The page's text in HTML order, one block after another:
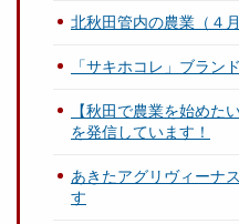
北秋田管内の農業（４
「サキホコレ」ブラン
【秋田で農業を始めた
を発信しています！
あきたアグリヴィーナ
す